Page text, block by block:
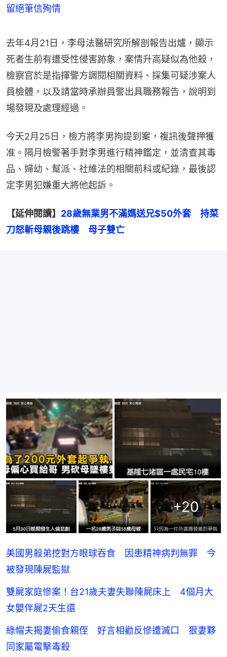
留絕筆信殉情
去年4月21日，李母法醫研究所解剖報告出爐，顯示
死者生前有遭受性侵害跡象，案情升高疑似為他殺，
檢察官於是指揮警方調閱相關資料、採集可疑涉案人
員檢體，以及請當時承辦員警出具職務報告，說明到
場發現及處理經過。
今天2月25日，檢方將李男拘提到案，複訊後聲押獲
准。隔月檢警著手對李男進行精神鑑定，並清查其毒
品、婦幼、幫派、社維法的相關前科或紀錄，最後認
定李男犯嫌重大將他起訴。
【延伸閱讀】 28歲無業男不滿媽送兄$50外套　持菜
刀怒斬母親後跳樓　母子雙亡
+20
美國男殺弟挖對方眼球吞食 因患精神病判無罪 今
被發現陳屍監獄
雙屍家庭慘案！台21歲夫妻失聯陳屍床上 4個月大
女嬰伴屍2天生還
綠帽夫揭妻偷食親侄 好言相勸反慘遭滅口 狠妻夥
同家屬電擊毒殺